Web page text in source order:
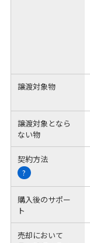
譲渡対象物
譲渡対象となら
ない物
契約方法
?
購入後のサポー
ト
売却において